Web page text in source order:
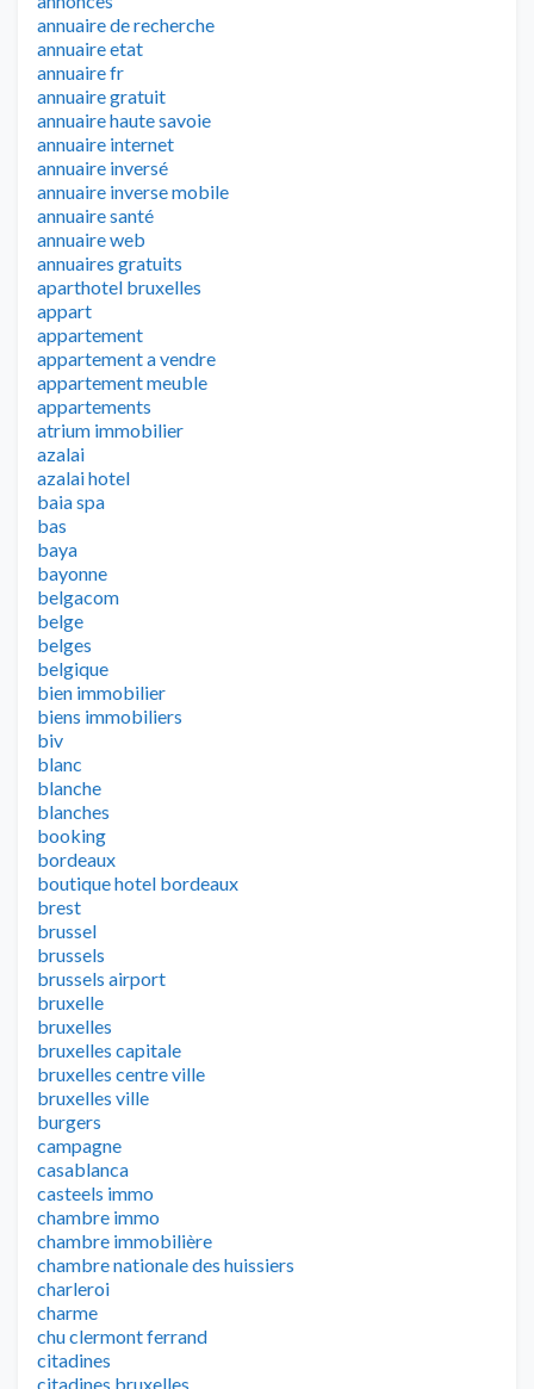
annuaire de recherche
annuaire etat
annuaire fr
annuaire gratuit
annuaire haute savoie
annuaire internet
annuaire inversé
annuaire inverse mobile
annuaire santé
annuaire web
annuaires gratuits
aparthotel bruxelles
appart
appartement
appartement a vendre
appartement meuble
appartements
atrium immobilier
azalai
azalai hotel
baia spa
bas
baya
bayonne
belgacom
belge
belges
belgique
bien immobilier
biens immobiliers
biv
blanc
blanche
blanches
booking
bordeaux
boutique hotel bordeaux
brest
brussel
brussels
brussels airport
bruxelle
bruxelles
bruxelles capitale
bruxelles centre ville
bruxelles ville
burgers
campagne
casablanca
casteels immo
chambre immo
chambre immobilière
chambre nationale des huissiers
charleroi
charme
chu clermont ferrand
citadines
citadines bruxelles